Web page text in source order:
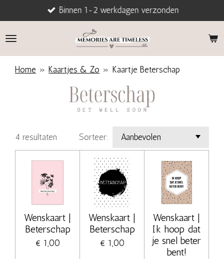
direct
naar
Binnen 1-2 werkdagen verzonden
Home » Kaartjes & Zo » Kaartje Beterschap
4 resultaten Sorteer:
Wenskaart |
Beterschap
€ 1,00
Wenskaart |
Beterschap
€ 1,00
Wenskaart |
Ik hoop dat
je snel beter
bent!